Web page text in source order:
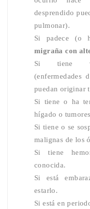
desprendido
pulmonar).
Si padece (o
migraña con
Si tiene
(enfermedades
puedan originar
Si tiene o ha
hígado o
Si tiene o se
malignas de los
Si tiene
conocida.
Si está
estarlo.
Si está en